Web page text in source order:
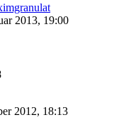
2013, 19:00
2012, 18:13